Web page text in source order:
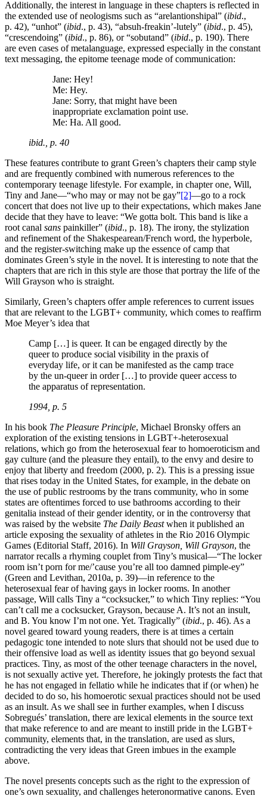
Additionally, the interest in language in these chapters is reflected in
the extended use of neologisms such as “arelantionshipal” (ibid.,
p. 42), “unhot” (ibid., p. 43), “absuh-freakin’-lutely” (ibid., p. 45),
“crescendoing” (ibid., p. 86), or “sobutand” (ibid., p. 190). There
are even cases of metalanguage, expressed especially in the constant
text messaging, the epitome teenage mode of communication:
Jane: Hey!
Me: Hey.
Jane: Sorry, that might have been
inappropriate exclamation point use.
Me: Ha. All good.
ibid., p. 40
These features contribute to grant Green’s chapters their camp style
and are frequently combined with numerous references to the
contemporary teenage lifestyle. For example, in chapter one, Will,
Tiny and Jane—“who may or may not be gay”[2]—go to a rock
concert that does not live up to their expectations, which makes Jane
decide that they have to leave: “We gotta bolt. This band is like a
root canal sans painkiller” (ibid., p. 18). The irony, the stylization
and refinement of the Shakespearean/French word, the hyperbole,
and the register-switching make up the essence of camp that
dominates Green’s style in the novel. It is interesting to note that the
chapters that are rich in this style are those that portray the life of the
Will Grayson who is straight.
Similarly, Green’s chapters offer ample references to current issues
that are relevant to the LGBT+ community, which comes to reaffirm
Moe Meyer’s idea that
Camp […] is queer. It can be engaged directly by the
queer to produce social visibility in the praxis of
everyday life, or it can be manifested as the camp trace
by the un-queer in order […] to provide queer access to
the apparatus of representation.
1994, p. 5
In his book The Pleasure Principle, Michael Bronsky offers an
exploration of the existing tensions in LGBT+-heterosexual
relations, which go from the heterosexual fear to homoeroticism and
gay culture (and the pleasure they entail), to the envy and desire to
enjoy that liberty and freedom (2000, p. 2). This is a pressing issue
that rises today in the United States, for example, in the debate on
the use of public restrooms by the trans community, who in some
states are oftentimes forced to use bathrooms according to their
genitalia instead of their gender identity, or in the controversy that
was raised by the website The Daily Beastwhen it published an
article exposing the sexuality of athletes in the Rio 2016 Olympic
Games (Editorial Staff, 2016). In Will Grayson, Will Grayson, the
narrator recalls a rhyming couplet from Tiny’s musical—“The locker
room isn’t porn for me/’cause you’re all too damned pimple-ey”
(Green and Levithan, 2010a, p. 39)—in reference to the
heterosexual fear of having gays in locker rooms. In another
passage, Will calls Tiny a “cocksucker,” to which Tiny replies: “You
can’t call me a cocksucker, Grayson, because A. It’s not an insult,
and B. You know I’m not one. Yet. Tragically” (ibid., p. 46). As a
novel geared toward young readers, there is at times a certain
pedagogic tone intended to note slurs that should not be used due to
their offensive load as well as identity issues that go beyond sexual
practices. Tiny, as most of the other teenage characters in the novel,
is not sexually active yet. Therefore, he jokingly protests the fact that
he has not engaged in fellatio while he indicates that if (or when) he
decided to do so, his homoerotic sexual practices should not be used
as an insult. As we shall see in further examples, when I discuss
Sobregués’ translation, there are lexical elements in the source text
that make reference to and are meant to instill pride in the LGBT+
community, elements that, in the translation, are used as slurs,
contradicting the very ideas that Green imbues in the example
above.
The novel presents concepts such as the right to the expression of
one’s own sexuality, and challenges heteronormative canons. Even